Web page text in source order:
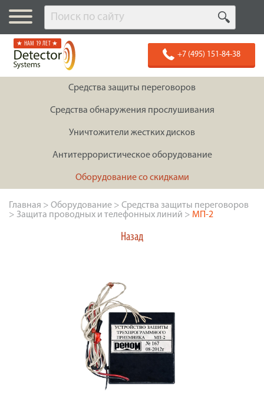
★ НАМ 19 ЛЕТ ★
+7 (495) 151-84-38
Средства защиты переговоров
Средства обнаружения прослушивания
Уничтожители жестких дисков
Антитеррористическое оборудование
Оборудование со скидками
Главная > Оборудование > Средства защиты переговоров
> Защита проводных и телефонных линий > МП-2
Назад